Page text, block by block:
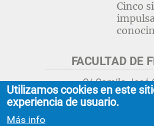
Cinco
FACULTAD DE
C/ Camilo José
Sevilla
adminfil@us.es
Utilizamos cookies en este
experiencia de usuario.
Más info